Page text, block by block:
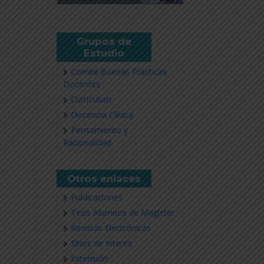
Grupos de
Estudio
Comité Buenas Practicas
Docentes
Currículum
Docencia Clínica
Pensamiento y
Racionalidad
Otros enlaces
Publicaciones
Tesis Alumnos de Magíster
Revistas Electrónicas
Sitios de Interés
Extensión